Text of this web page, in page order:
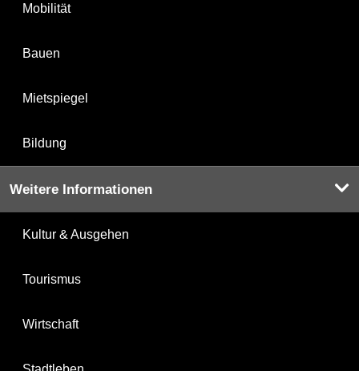
Mobilität
Bauen
Mietspiegel
Bildung
Weitere Informationen
Kultur & Ausgehen
Tourismus
Wirtschaft